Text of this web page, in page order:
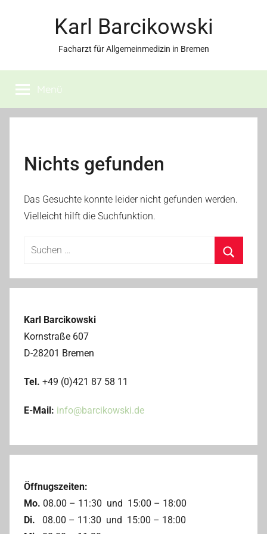
Karl Barcikowski
Facharzt für Allgemeinmedizin in Bremen
Menü
Nichts gefunden
Das Gesuchte konnte leider nicht gefunden werden.
Vielleicht hilft die Suchfunktion.
Suchen
Karl Barcikowski
Kornstraße 607
D-28201 Bremen
Tel. +49 (0)421 87 58 11
E-Mail: info@barcikowski.de
Öffnugszeiten:
Mo. 08.00 – 11:30 und 15:00 – 18:00
Di. 08.00 – 11:30 und 15:00 – 18:00